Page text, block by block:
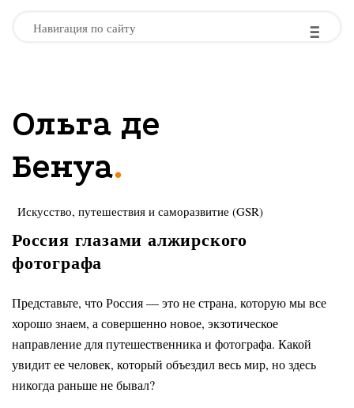
Навигация по сайту -
-
-
Ольга де
Бенуа.
Искусство, путешествия и саморазвитие (GSR)
Россия глазами алжирского
фотографа
Представьте, что Россия — это не страна, которую мы все
хорошо знаем, а совершенно новое, экзотическое
направление для путешественника и фотографа. Какой
увидит ее человек, который объездил весь мир, но здесь
никогда раньше не бывал?